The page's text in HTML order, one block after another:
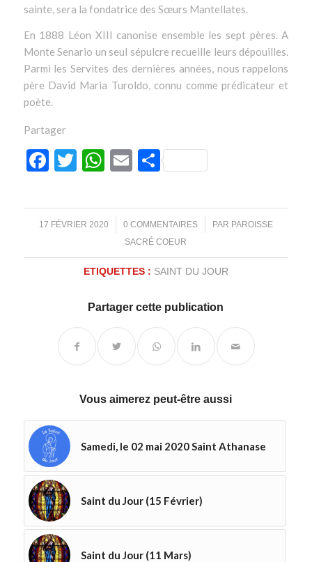
sainte, sera la fondatrice des Sœurs Mantellates.
En 1888 Léon XIII canonise ensemble les sept pères. A
Monte Senario un seul sépulcre recueille leurs dépouilles.
Parmi les Servites des dernières années, nous rappelons
père David Maria Turoldo, connu comme prédicateur et
poète.
Partager
Facebook
Twitter
WhatsApp
EmailPartager
17 FÉVRIER 2020
/ 0 COMMENTAIRES
/ PAR PAROISSE
SACRÉ COEUR
ETIQUETTES : SAINT DU JOUR
Partager cette publication
Vous aimerez peut-être aussi
Samedi, le 02 mai 2020 Saint Athanase
Saint du Jour (15 Février)
Saint du Jour (11 Mars)